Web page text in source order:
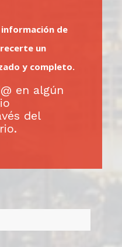
de
un
y completo.
en algún
del